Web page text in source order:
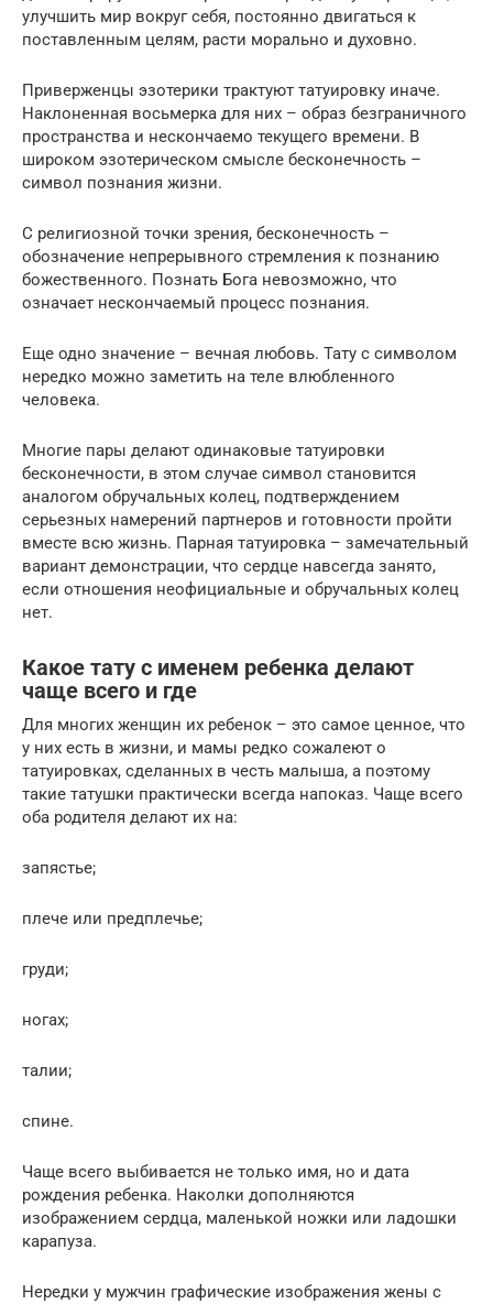
улучшить мир вокруг себя, постоянно двигаться к
поставленным целям, расти морально и духовно.
Приверженцы эзотерики трактуют татуировку иначе.
Наклоненная восьмерка для них – образ безграничного
пространства и нескончаемо текущего времени. В
широком эзотерическом смысле бесконечность –
символ познания жизни.
С религиозной точки зрения, бесконечность –
обозначение непрерывного стремления к познанию
божественного. Познать Бога невозможно, что
означает нескончаемый процесс познания.
Еще одно значение – вечная любовь. Тату с символом
нередко можно заметить на теле влюбленного
человека.
Многие пары делают одинаковые татуировки
бесконечности, в этом случае символ становится
аналогом обручальных колец, подтверждением
серьезных намерений партнеров и готовности пройти
вместе всю жизнь. Парная татуировка – замечательный
вариант демонстрации, что сердце навсегда занято,
если отношения неофициальные и обручальных колец
нет.
Какое тату с именем ребенка делают
чаще всего и где
Для многих женщин их ребенок – это самое ценное, что
у них есть в жизни, и мамы редко сожалеют о
татуировках, сделанных в честь малыша, а поэтому
такие татушки практически всегда напоказ. Чаще всего
оба родителя делают их на:
запястье;
плече или предплечье;
груди;
ногах;
талии;
спине.
Чаще всего выбивается не только имя, но и дата
рождения ребенка. Наколки дополняются
изображением сердца, маленькой ножки или ладошки
карапуза.
Нередки у мужчин графические изображения жены с